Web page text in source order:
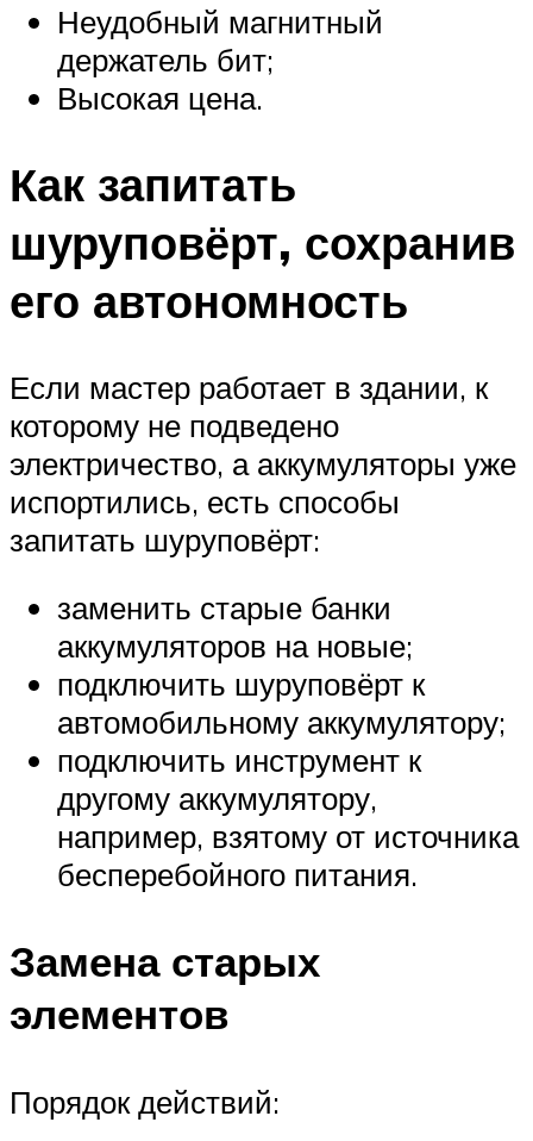
Неудобный магнитный
держатель бит;
Высокая цена.
Как запитать
шуруповёрт, сохранив
его автономность
Если мастер работает в здании, к
которому не подведено
электричество, а аккумуляторы уже
испортились, есть способы
запитать шуруповёрт:
заменить старые банки
аккумуляторов на новые;
подключить шуруповёрт к
автомобильному аккумулятору;
подключить инструмент к
другому аккумулятору,
например, взятому от источника
бесперебойного питания.
Замена старых
элементов
Порядок действий: